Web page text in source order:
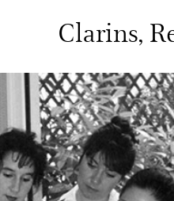
Clarins,